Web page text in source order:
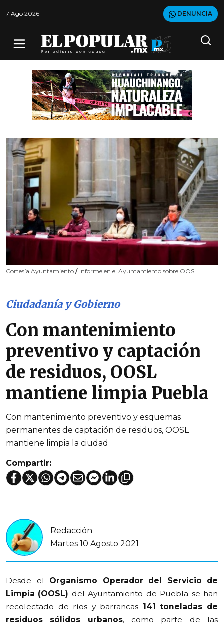
7 Ago 2026 DENUNCIA
Cortesía Ayuntamiento / Informe en el Ayuntamiento sobre OOSL
Ciudadanía y Gobierno
Con mantenimiento
preventivo y captación
de residuos, OOSL
mantiene limpia Puebla
Con mantenimiento preventivo y esquemas
permanentes de captación de residuos, OOSL
mantiene limpia la ciudad
Compartir:
Redacción
Martes 10 Agosto 2021
Desde el Organismo Operador del Servicio de
Limpia (OOSL) del Ayuntamiento de Puebla se han
recolectado de ríos y barrancas 141 toneladas de
residuos sólidos urbanos, como parte de las